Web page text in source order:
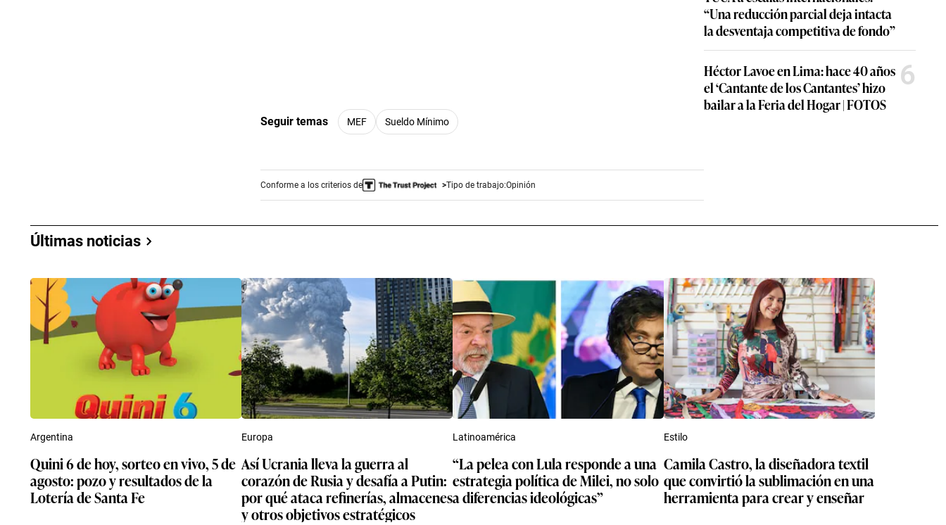
Seguir temas MEF Sueldo Mínimo
Conforme a los criterios de Tipo de trabajo:Opinión
“Una reducción parcial deja intacta
la desventaja competitiva de fondo”
Héctor Lavoe en Lima: hace 40 años
el ‘Cantante de los Cantantes’ hizo
bailar a la Feria del Hogar | FOTOS
6
Últimas noticias
Argentina
Quini 6 de hoy, sorteo en vivo, 5 de
agosto: pozo y resultados de la
Lotería de Santa Fe
Europa
Así Ucrania lleva la guerra al
corazón de Rusia y desafía a Putin:
por qué ataca refinerías, almacenes
y otros objetivos estratégicos
Latinoamérica
“La pelea con Lula responde a una
estrategia política de Milei, no solo
a diferencias ideológicas”
Estilo
Camila Castro, la diseñadora textil
que convirtió la sublimación en una
herramienta para crear y enseñar